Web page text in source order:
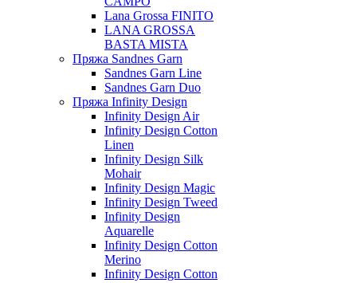
Lana Grossa FINITO
LANA GROSSA
BASTA MISTA
Пряжа Sandnes Garn
Sandnes Garn Line
Sandnes Garn Duo
Пряжа Infinity Design
Infinity Design Air
Infinity Design Cotton
Linen
Infinity Design Silk
Mohair
Infinity Design Magic
Infinity Design Tweed
Infinity Design
Aquarelle
Infinity Design Cotton
Merino
Infinity Design Cotton